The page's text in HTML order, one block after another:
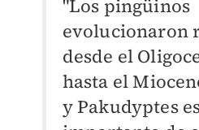
"Los pingüinos
evolucionaron
desde el
hasta el
y Pakudyptes